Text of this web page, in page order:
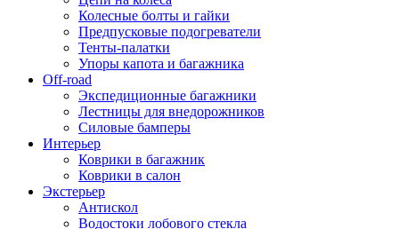
Колесные болты и гайки
Предпусковые подогреватели
Тенты-палатки
Упоры капота и багажника
Off-road
Экспедиционные багажники
Лестницы для внедорожников
Силовые бамперы
Интерьер
Коврики в багажник
Коврики в салон
Экстерьер
Антискол
Водостоки лобового стекла